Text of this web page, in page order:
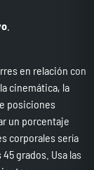
en relación con
cinemática, la
posiciones
un porcentaje
corporales sería
grados. Usa las